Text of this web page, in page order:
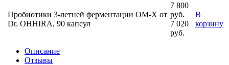
Пробиотики 3-летней ферментации OM-X от
Dr. OHHIRA, 90 капсул
7 800
руб.
7 020
руб.
В
корзину
Описание
Отзывы